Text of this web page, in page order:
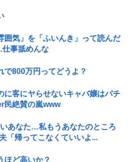
囲気」を「ふいんき」って読んだ
仕事舐めんな
で800万円ってどうよ？
に客にヤらせないキャバ嬢はパチ
民絶賛の嵐www
あなた…私もうあなたのところ
「帰ってこなくていいよ...
ほど高いか？